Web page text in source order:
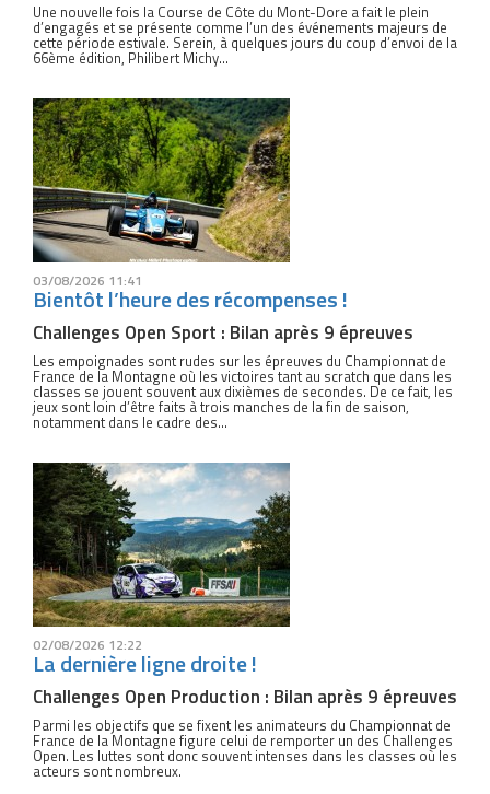
Une nouvelle fois la Course de Côte du Mont-Dore a fait le plein
d’engagés et se présente comme l’un des événements majeurs de
cette période estivale. Serein, à quelques jours du coup d’envoi de la
66ème édition, Philibert Michy...
03/08/2026 11:41
Bientôt l’heure des récompenses !
Challenges Open Sport : Bilan après 9 épreuves
Les empoignades sont rudes sur les épreuves du Championnat de
France de la Montagne où les victoires tant au scratch que dans les
classes se jouent souvent aux dixièmes de secondes. De ce fait, les
jeux sont loin d’être faits à trois manches de la fin de saison,
notamment dans le cadre des...
02/08/2026 12:22
La dernière ligne droite !
Challenges Open Production : Bilan après 9 épreuves
Parmi les objectifs que se fixent les animateurs du Championnat de
France de la Montagne figure celui de remporter un des Challenges
Open. Les luttes sont donc souvent intenses dans les classes où les
acteurs sont nombreux.